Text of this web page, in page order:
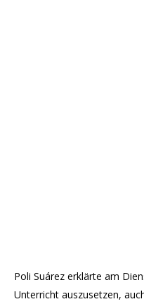
Poli Suárez erklärte am
Unterricht auszusetzen,